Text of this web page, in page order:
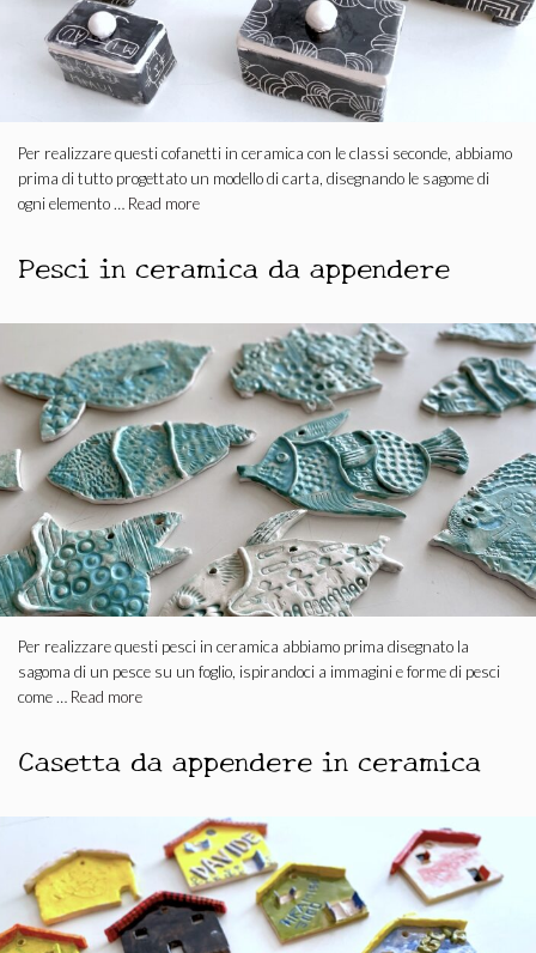
Per realizzare questi cofanetti in ceramica con le classi seconde, abbiamo
prima di tutto progettato un modello di carta, disegnando le sagome di
ogni elemento … Read more
Pesci in ceramica da appendere
Per realizzare questi pesci in ceramica abbiamo prima disegnato la
sagoma di un pesce su un foglio, ispirandoci a immagini e forme di pesci
come … Read more
Casetta da appendere in ceramica